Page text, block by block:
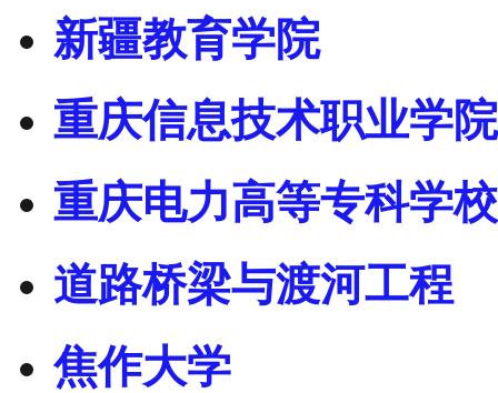
新疆教育学院
重庆信息技术职业学院
重庆电力高等专科学校
道路桥梁与渡河工程
焦作大学